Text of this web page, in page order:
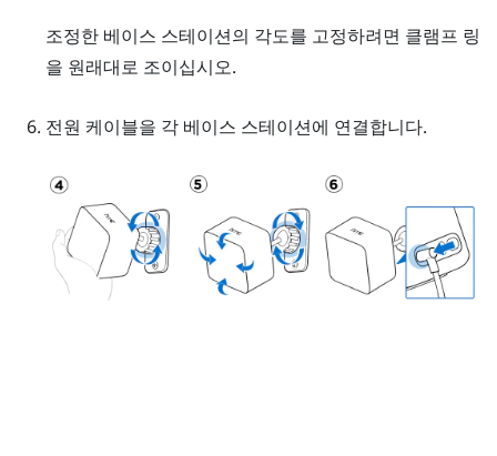
조정한 베이스 스테이션의 각도를 고정하려면 클램프 링
을 원래대로 조이십시오.
전원 케이블을 각 베이스 스테이션에 연결합니다.